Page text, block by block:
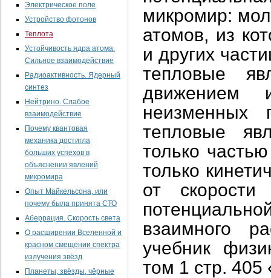
Электрическое поле
Устройство фотонов
Теплота
Устойчивость ядра атома.
Сильное взаимодействие
Радиоактивность. Ядерный
синтез
Нейтрино. Слабое
взаимодействие
Почему квантовая
механика достигла
больших успехов в
объяснении явлений
микромира
Опыт Майкельсона, или
почему была принята СТО
Аберрация. Скорость света
О расширении Вселенной и
красном смещении спектра
излучения звёзд
Планеты, звёзды, чёрные
микромир:
атомов, из
и других
тепловые
движением
неизменных
тепловые
только
только
от
взаимного
учебник
том 1 стр. 405